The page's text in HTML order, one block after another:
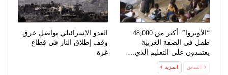
“الأونروا”: أكثر من 48,000
طفل في الضفة الغربية
يعتمدون على التعليم الذي…
العدو الإسرائيلي يواصل خرق
وقف إطلاق النار في قطاع
غزة
السابق المزيد